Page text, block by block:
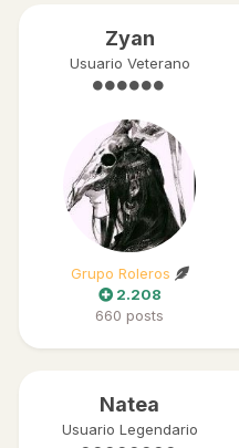
Zyan
Usuario Veterano
Grupo Roleros
2.208
660 posts
Natea
Usuario Legendario